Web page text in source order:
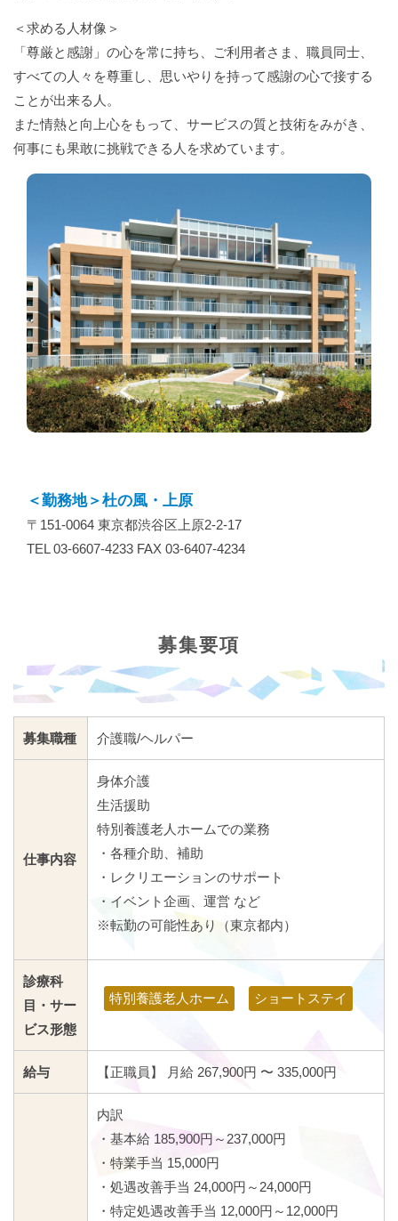
＜求める人材像＞
「尊厳と感謝」の心を常に持ち、ご利用者さま、職員同士、
すべての人々を尊重し、思いやりを持って感謝の心で接する
ことが出来る人。
また情熱と向上心をもって、サービスの質と技術をみがき、
何事にも果敢に挑戦できる人を求めています。
＜勤務地＞杜の風・上原
〒151-0064 東京都渋谷区上原2-2-17
TEL 03-6607-4233 FAX 03-6407-4234
募集要項
募集職種 介護職/ヘルパー
仕事内容
身体介護
生活援助
特別養護老人ホームでの業務
・各種介助、補助
・レクリエーションのサポート
・イベント企画、運営 など
※転勤の可能性あり（東京都内）
診療科
目・サー
ビス形態
特別養護老人ホーム ショートステイ
給与 【正職員】 月給 267,900円 〜 335,000円
内訳
・基本給 185,900円～237,000円
・特業手当 15,000円
・処遇改善手当 24,000円～24,000円
・特定処遇改善手当 12,000円～12,000円